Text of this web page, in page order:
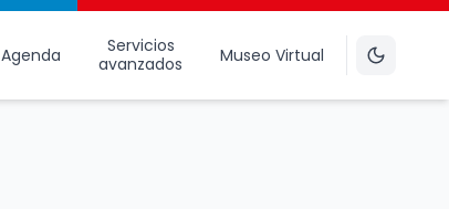
Agenda
Servicios
avanzados
Museo Virtual